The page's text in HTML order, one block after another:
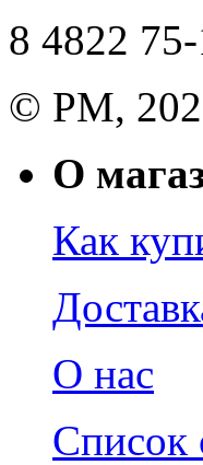
8 4822
© РМ,
О
Как
О нас
Список